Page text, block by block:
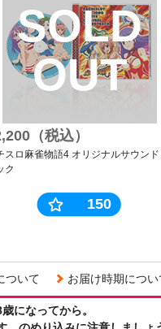
SOLD
OUT
（税込）
スロ麻雀物語4 オリジナルサウン
ク
150
ついて お届け時期につい
になってから。